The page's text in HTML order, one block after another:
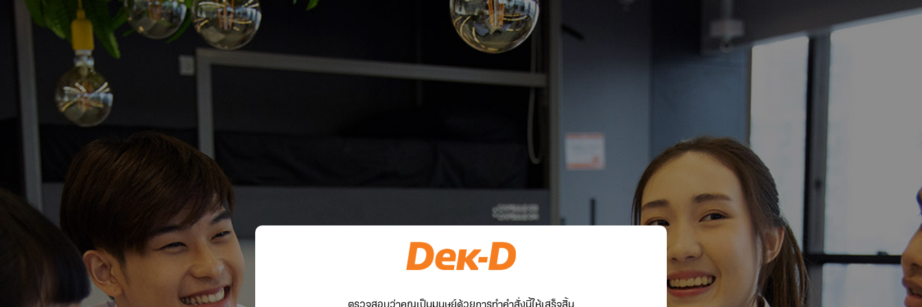
ตรวจสอบว่าคุณเป็นมนุษย์ด้วยการทำคำสั่งนี้ให้เสร็จสิ้น